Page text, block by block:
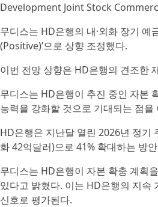
Development Joint Stock
무디스는 HD은행의 내·외화 장기 예
(Positive)’으로 상향 조정했다.
이번 전망 상향은 HD은행의 견조한
무디스는 HD은행이 추진 중인 자본
능력을 강화할 것으로 기대되는 점
HD은행은 지난달 열린 2026년 정기
화 42억달러)으로 41% 확대하는 방
무디스는 HD은행이 자본 확충 계획
있다고 밝혔다. 이는 HD은행의 지속
신호로 평가된다.